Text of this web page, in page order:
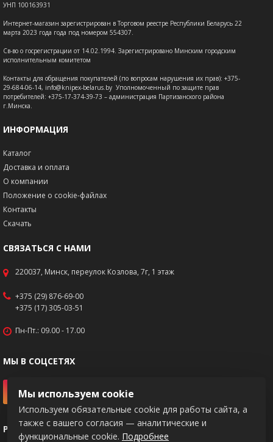
УНП 100163931
Интернет-магазин зарегистрирован в Торговом реестре Республики Беларусь 22
марта 2023 года года под номером 554307.
Св-во о госрегистрации от 14.02.1994. Зарегистрировано Минским городским
исполнительным комитетом
Контакты для обращения покупателей (по вопросам нарушения их прав): +375-
29-684-06-14, info@knipex-belarus.by Уполномоченный по защите прав
потребителей: +375-17-374-39-73 – администрация Партизанского района
г.Минска.
ИНФОРМАЦИЯ
Каталог
Доставка и оплата
О компании
Положение о cookie-файлах
Контакты
Скачать
СВЯЗАТЬСЯ С НАМИ
220037, Минск, переулок Козлова, 7г, 1 этаж
+375 (29) 876-69-00
+375 (17) 305-03-51
Пн-Пт.: 09.00 - 17.00
МЫ В СОЦСЕТЯХ
РЕКВИЗИТЫ
Мы используем cookie
Используем обязательные cookie для работы сайта, а
также с вашего согласия — аналитические и
функциональные cookie. Подробнее